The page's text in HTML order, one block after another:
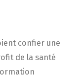
confier une
de la santé